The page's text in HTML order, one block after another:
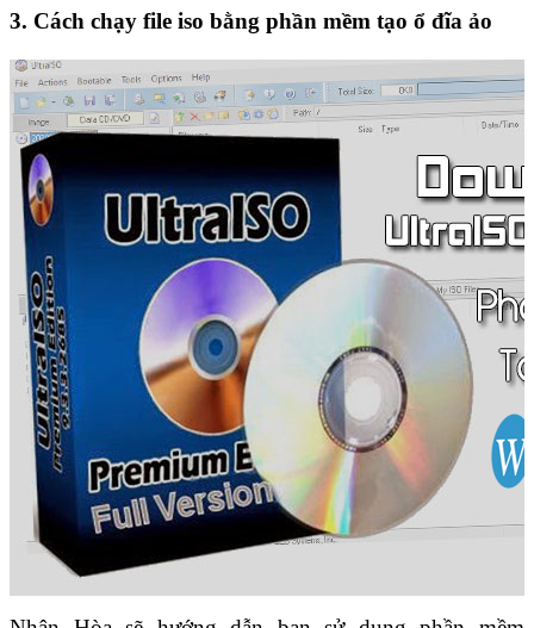
3. Cách chạy file iso bằng phần mềm tạo ổ đĩa ảo